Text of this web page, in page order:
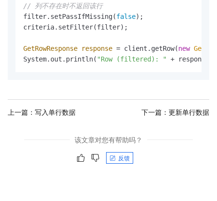
// 列不存在时不返回该行
filter.setPassIfMissing(false);
criteria.setFilter(filter);
GetRowResponse response = client.getRow(new
System.out.println( "Row (filtered): " +
上一篇： 写入单行数据 下一篇： 更新单行数据
该文章对您有帮助吗？
反馈